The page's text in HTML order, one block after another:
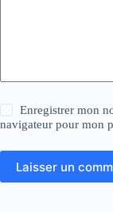
Enregistrer mon
navigateur pour mon
Laisser un